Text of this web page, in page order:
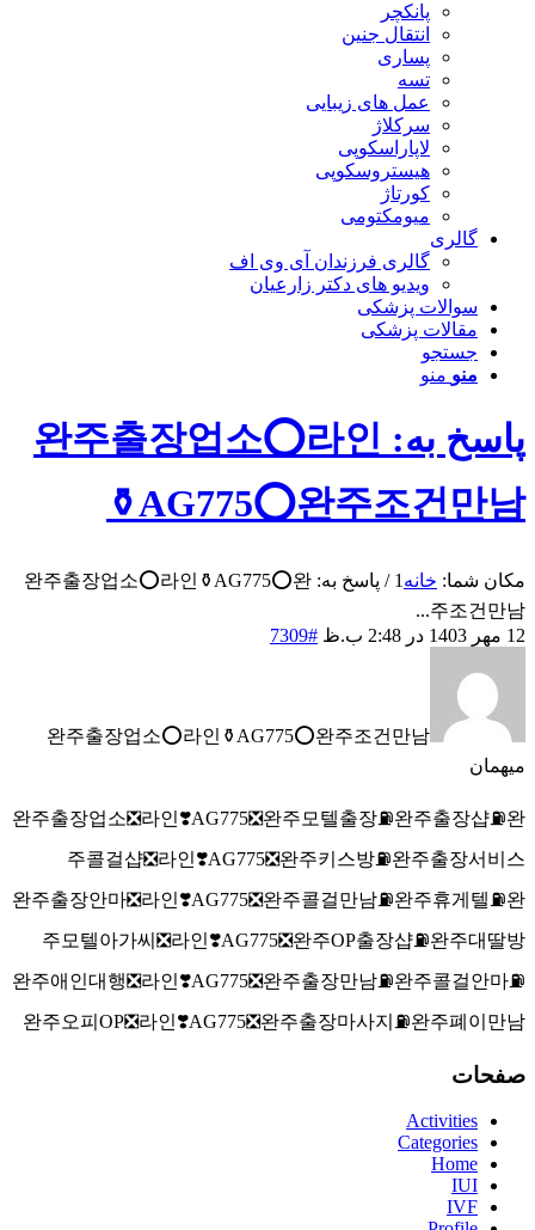
پانکچر
انتقال جنین
پساری
تسه
عمل های زیبایی
سرکلاژ
لاپاراسکوپی
هیستروسکوپی
کورتاژ
میومکتومی
گالری
گالری فرزندان آی وی اف
ویدیو های دکتر زارعیان
سوالات پزشکی
مقالات پزشکی
جستجو
منو منو
پاسخ به: 완주출장업소⭕라인
⚱️AG775​​​​​​​⭕완주조건만남
مکان شما: خانه 1
/
پاسخ به: 완주출장업소⭕라인⚱️AG775​​​​​​​⭕완
주조건만남...
12 مهر 1403 در 2:48 ب.ظ
#7309
완주출장업소⭕라인⚱️AG775​​​​​​​⭕완주조건만남
میهمان
완주출장업소❎라인❣️AG775​​​​​​​❎완주모텔출장⛽완주출장샵⛽완
주콜걸샵❎라인❣️AG775​​​​​​​❎완주키스방⛽완주출장서비스
완주출장안마❎라인❣️AG775​​​​​​​❎완주콜걸만남⛽완주휴게텔⛽완
주모텔아가씨❎라인❣️AG775​​​​​​​❎완주OP출장샵⛽완주대딸방
완주애인대행❎라인❣️AG775​​​​​​​❎완주출장만남⛽완주콜걸안마⛽
완주오피OP❎라인❣️AG775​​​​​​​❎완주출장마사지⛽완주폐이만남
صفحات
Activities
Categories
Home
IUI
IVF